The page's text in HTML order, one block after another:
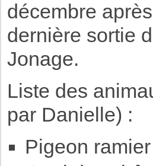
décembre
dernière sortie
Jonage.
Liste des
par Danielle) :
Pigeon ramier